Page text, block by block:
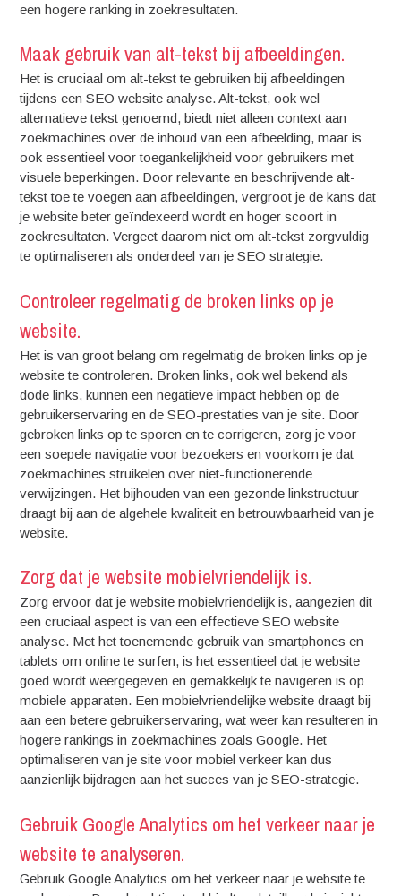
een hogere ranking in zoekresultaten.
Maak gebruik van alt-tekst bij afbeeldingen.
Het is cruciaal om alt-tekst te gebruiken bij afbeeldingen
tijdens een SEO website analyse. Alt-tekst, ook wel
alternatieve tekst genoemd, biedt niet alleen context aan
zoekmachines over de inhoud van een afbeelding, maar is
ook essentieel voor toegankelijkheid voor gebruikers met
visuele beperkingen. Door relevante en beschrijvende alt-
tekst toe te voegen aan afbeeldingen, vergroot je de kans dat
je website beter geïndexeerd wordt en hoger scoort in
zoekresultaten. Vergeet daarom niet om alt-tekst zorgvuldig
te optimaliseren als onderdeel van je SEO strategie.
Controleer regelmatig de broken links op je
website.
Het is van groot belang om regelmatig de broken links op je
website te controleren. Broken links, ook wel bekend als
dode links, kunnen een negatieve impact hebben op de
gebruikerservaring en de SEO-prestaties van je site. Door
gebroken links op te sporen en te corrigeren, zorg je voor
een soepele navigatie voor bezoekers en voorkom je dat
zoekmachines struikelen over niet-functionerende
verwijzingen. Het bijhouden van een gezonde linkstructuur
draagt bij aan de algehele kwaliteit en betrouwbaarheid van je
website.
Zorg dat je website mobielvriendelijk is.
Zorg ervoor dat je website mobielvriendelijk is, aangezien dit
een cruciaal aspect is van een effectieve SEO website
analyse. Met het toenemende gebruik van smartphones en
tablets om online te surfen, is het essentieel dat je website
goed wordt weergegeven en gemakkelijk te navigeren is op
mobiele apparaten. Een mobielvriendelijke website draagt bij
aan een betere gebruikerservaring, wat weer kan resulteren in
hogere rankings in zoekmachines zoals Google. Het
optimaliseren van je site voor mobiel verkeer kan dus
aanzienlijk bijdragen aan het succes van je SEO-strategie.
Gebruik Google Analytics om het verkeer naar je
website te analyseren.
Gebruik Google Analytics om het verkeer naar je website te